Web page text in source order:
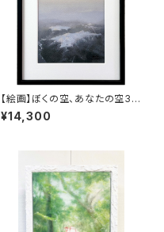
【絵画】ぼくの空、あなたの空3
(複製画）
¥14,300